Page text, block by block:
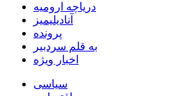
دریاچه ارومیه
آنادیلیمیز
پرونده
به قلم سردبیر
اخبار ویژه
سیاسی